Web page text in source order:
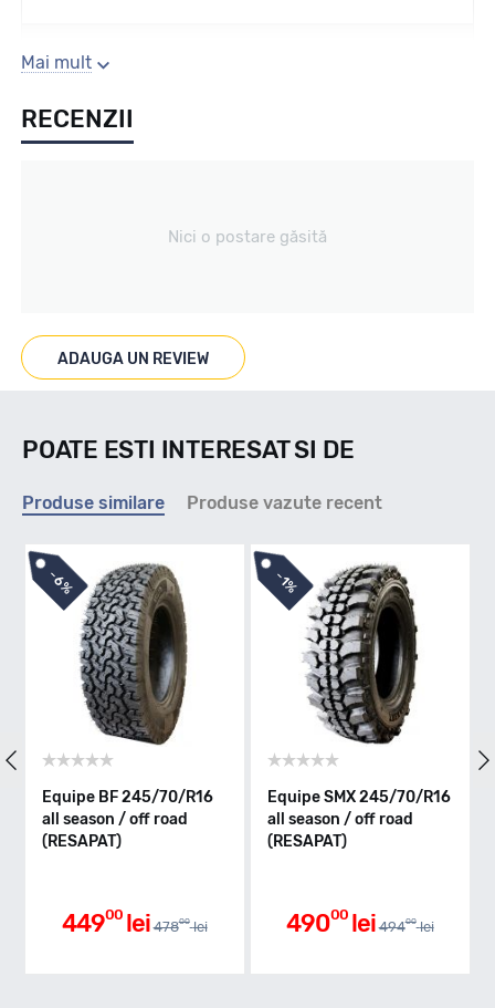
Sezon
All season / Off Road
Marcat M+S
T - max 190km/h
Indice greutate
C
Aderenta pe carosabil ud
Mai mult
RECENZII
Nici o postare găsită
ADAUGA UN REVIEW
POATE ESTI INTERESAT SI DE
Produse similare Produse vazute recent
-
1%
Equipe SMX 245/70/R16
all season / off road
(RESAPAT)
49000 lei 49400 lei
Royal Black TERRA
FORCE AT 245/70/R16
111T XL all season / off
49000 lei